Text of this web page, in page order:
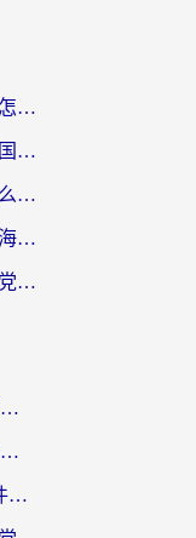
女神星球海外服务器链接失败怎么解决？海外党国服游戏加速避坑指南
日本怎么玩君临传奇？海外党国服游戏加速避坑指南（附菲律宾欧洲玩家实测）
海外党必看：打穿越火线用什么加速器？解决延迟卡顿，还能玩奇妙拼图世界和第五人格
波兰怎么玩无悔华夏不卡顿？海外国服游戏加速器终极指南（附征途2萤火突击解决方案）
英国怎么玩叫我大掌柜？海外党国服游戏加速避坑指南（附实测推荐）
ChickCN VPN好用吗？和奇游手游VPN对比哪个回国效果更好？海外党亲测实用指南
海外党必看：PC VPN+回国加速器怎么选？无缝访问国内资源全攻略
海外党别踩坑！iOS破解版软件不可靠？教你选对回国加速器无缝看国内资源